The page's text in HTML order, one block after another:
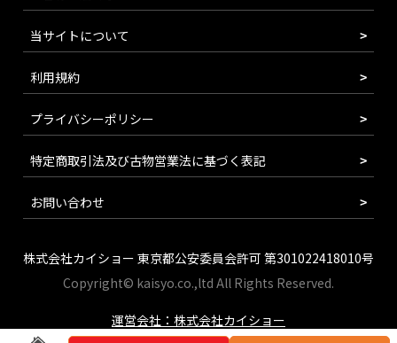
当サイトについて
利用規約
プライバシーポリシー
特定商取引法及び古物営業法に基づく表記
お問い合わせ
株式会社カイショー 東京都公安委員会許可 第301022418010号
Copyright© kaisyo.co.,ltd All Rights Reserved.
運営会社：株式会社カイショー